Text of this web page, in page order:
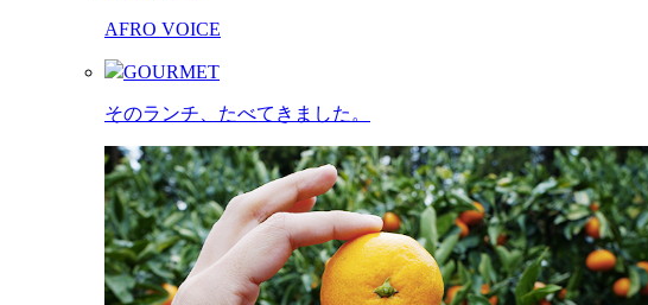
AFRO VOICE
GOURMET
そのランチ、たべてきました。